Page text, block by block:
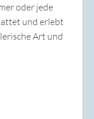
oder jede
und erlebt
Art und